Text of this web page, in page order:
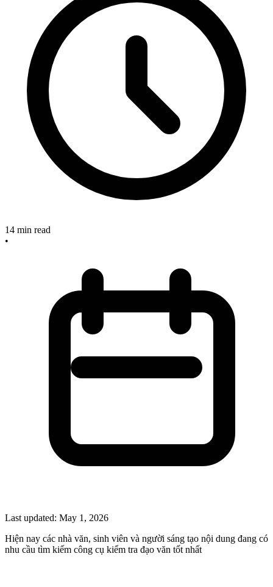
14 min read
•
Last updated: May 1, 2026
Hiện nay các nhà văn, sinh viên và người sáng tạo nội dung đang có
nhu cầu tìm kiếm công cụ kiểm tra đạo văn tốt nhất